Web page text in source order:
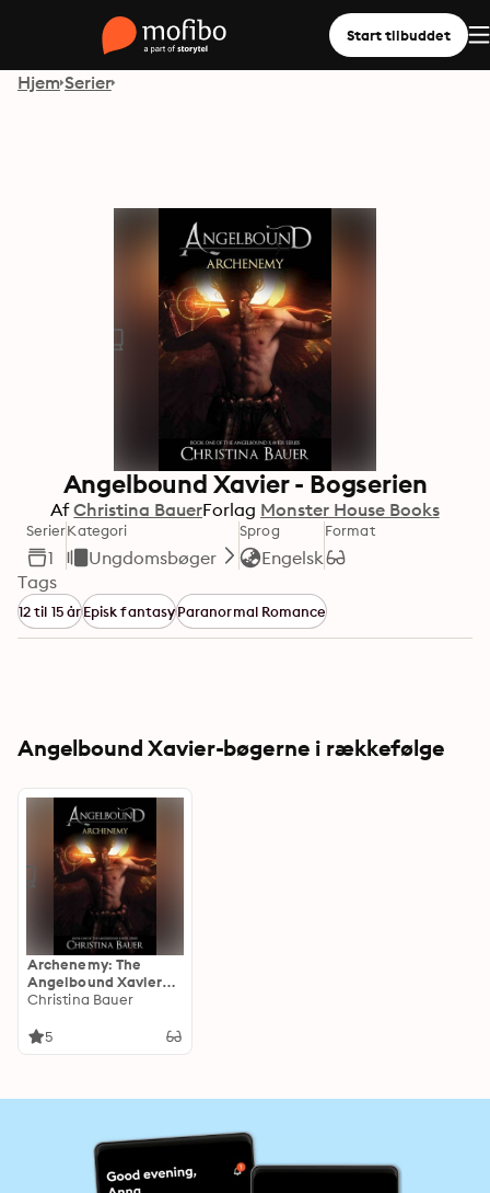
Start tilbuddet
Hjem Serier
Angelbound Xavier - Bogserien
Af Christina BauerForlag Monster House Books
Serier
1
Kategori
Ungdomsbøger
Sprog
Engelsk
Format
Tags
12 til 15 årEpisk fantasyParanormal Romance
Angelbound Xavier-bøgerne i rækkefølge
Archenemy: The
Angelbound Xavier
Story
Christina Bauer
5